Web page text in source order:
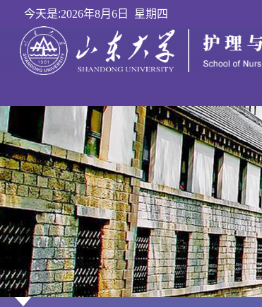
今天是:2026年8月6日 星期四